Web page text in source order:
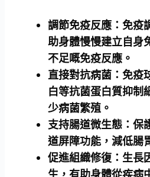
調節免疫反應：免疫
助身體慢慢建立自身
不足嘅免疫反應。
直接對抗病菌：免疫
白等抗菌蛋白質抑制
少病菌繁殖。
支持腸道微生態：保
道屏障功能，減低腸
促進組織修復： 生長
生，有助身體從疾病